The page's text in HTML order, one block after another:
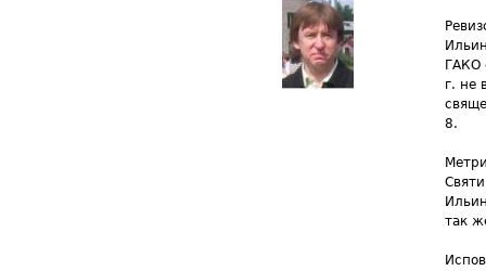
ГАКО
г. не
8.
так